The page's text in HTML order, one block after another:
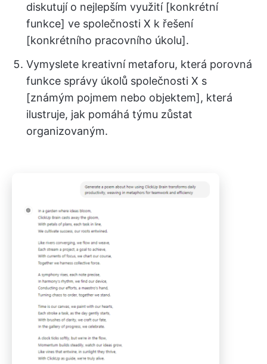
diskutují o nejlepším využití [konkrétní
funkce] ve společnosti X k řešení
[konkrétního pracovního úkolu].
Vymyslete kreativní metaforu, která porovná
funkce správy úkolů společnosti X s
[známým pojmem nebo objektem], která
ilustruje, jak pomáhá týmu zůstat
organizovaným.